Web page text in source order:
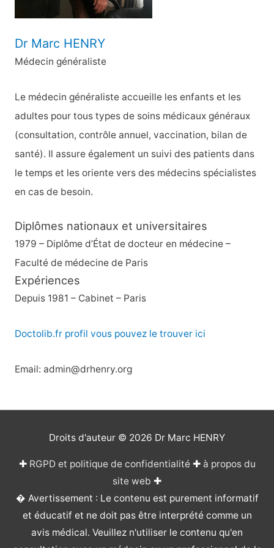
Dr Marc HENRY
Médecin généraliste
Le médecin généraliste accueille les enfants et les
adultes pour tous types de soins médicaux généraux
(consultation, contrôle annuel, vaccination, bilan de
santé). Il assure également un suivi des patients dans
le temps et les oriente vers des médecins spécialistes
en cas de besoin.
Diplômes nationaux et universitaires
1979 – Diplôme d’État de docteur en médecine –
Faculté de médecine de Paris
Expériences
Depuis 1981 – Cabinet – Paris
Doctolib.fr profil vous pouvez le trouver ici
Email: admin@drhenry.org
Droits d'auteur © 2026 Dr Marc HENRY
✚ RGPD et politique de confidentialité✚ à propos du
site web ✚
� Avertissement : Le contenu est purement informatif
et éducatif et ne doit pas être interprété comme un
avis médical. Veuillez n'utiliser le contenu qu'en